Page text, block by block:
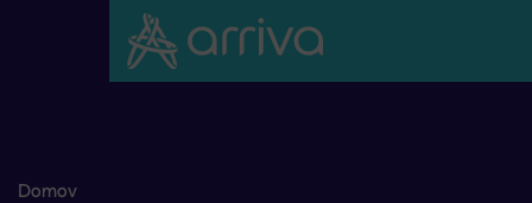
Skoči na vsebino
Domov